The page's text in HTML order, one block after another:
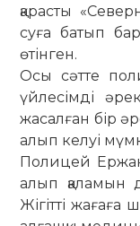
қарасты
суға батып
өтінген.
Осы сәтте
үйлесімді
жасалған бір
алып келуі
Полицей Ержан
алып қаламын
Жігітті жағаға